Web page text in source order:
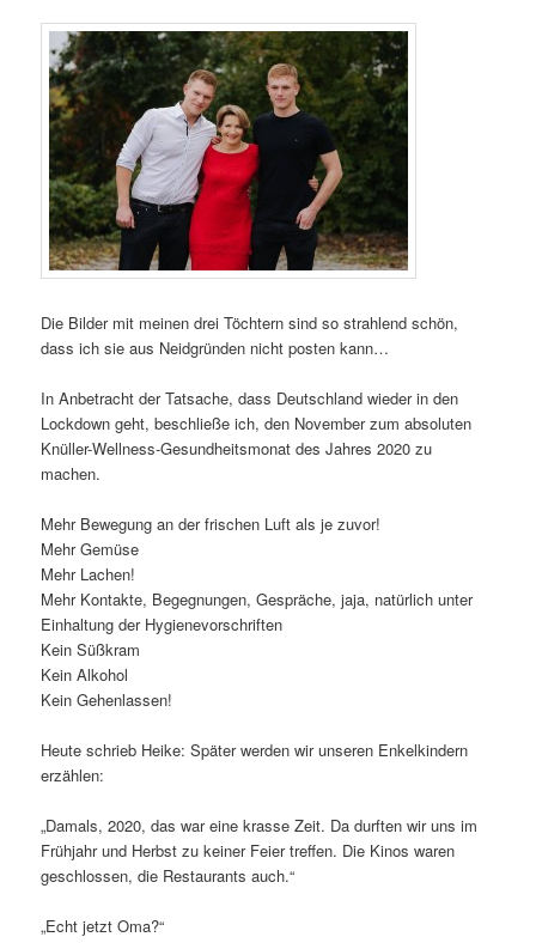
Die Bilder mit meinen drei Töchtern sind so strahlend schön,
dass ich sie aus Neidgründen nicht posten kann…
In Anbetracht der Tatsache, dass Deutschland wieder in den
Lockdown geht, beschließe ich, den November zum absoluten
Knüller-Wellness-Gesundheitsmonat des Jahres 2020 zu
machen.
Mehr Bewegung an der frischen Luft als je zuvor!
Mehr Gemüse
Mehr Lachen!
Mehr Kontakte, Begegnungen, Gespräche, jaja, natürlich unter
Einhaltung der Hygienevorschriften
Kein Süßkram
Kein Alkohol
Kein Gehenlassen!
Heute schrieb Heike: Später werden wir unseren Enkelkindern
erzählen:
„Damals, 2020, das war eine krasse Zeit. Da durften wir uns im
Frühjahr und Herbst zu keiner Feier treffen. Die Kinos waren
geschlossen, die Restaurants auch.“
„Echt jetzt Oma?“